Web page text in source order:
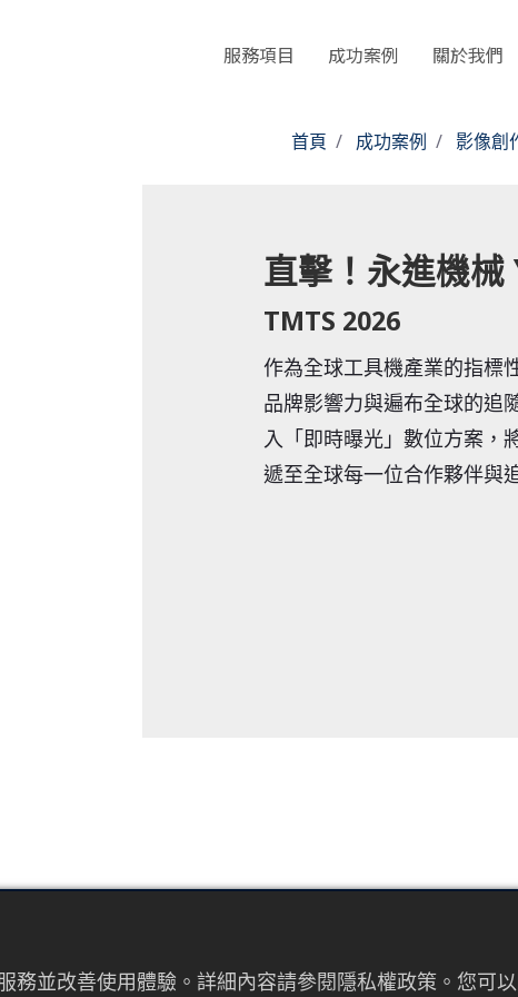
服務項目 成功案例 關於我們
首頁 成功案例 影像創
直擊！永進機械
TMTS 2026
作為全球工具機產業的指標
品牌影響力與遍布全球的追
入「即時曝光」數位方案，
遞至全球每一位合作夥伴與
EMAIL
並改善使用體驗。詳細內容請參閱隱私權政策。您可